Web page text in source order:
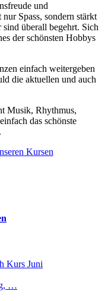
und
Spass, sondern stärkt
sind überall begehrt. Sich
der schönsten Hobbys
einfach weitergeben
die aktuellen und auch
Musik, Rhythmus,
das schönste
Kursen
Kurs Juni
…